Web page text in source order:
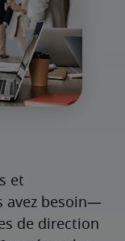
et
avez besoin—
de direction